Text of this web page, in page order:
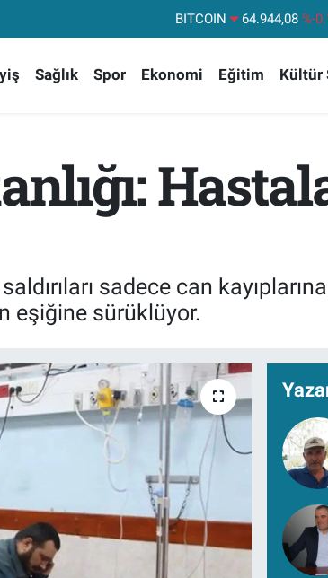
DOLAR 47,7436
STERLİN
64,4811
BITCOIN
64.944,08 %-
Sağlık Spor Ekonomi Eğitim Kültür
sadece can
eşiğine sürüklüyor.